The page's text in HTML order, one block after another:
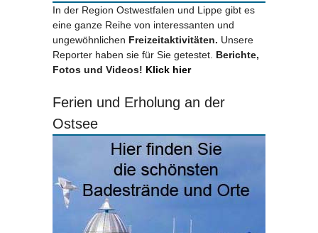
In der Region Ostwestfalen und Lippe gibt es
eine ganze Reihe von interessanten und
ungewöhnlichen Freizeitaktivitäten. Unsere
Reporter haben sie für Sie getestet. Berichte,
Fotos und Videos! Klick hier
Ferien und Erholung an der
Ostsee